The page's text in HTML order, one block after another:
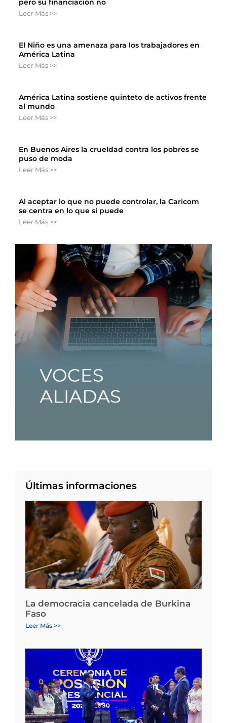
Leer Más >>
El Niño es una amenaza para los trabajadores en
América Latina
Leer Más >>
América Latina sostiene quinteto de activos frente
al mundo
Leer Más >>
En Buenos Aires la crueldad contra los pobres se
puso de moda
Leer Más >>
Al aceptar lo que no puede controlar, la Caricom
se centra en lo que sí puede
Leer Más >>
Últimas informaciones
La democracia cancelada de Burkina
Faso
Leer Más >>